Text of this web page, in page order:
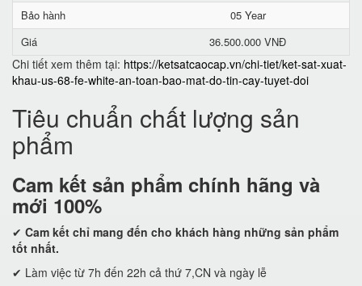
Bảo hành
05 Year
Giá
36.500.000 VNĐ
Chi tiết xem thêm tại: https://ketsatcaocap.vn/chi-tiet/ket-sat-xuat-
khau-us-68-fe-white-an-toan-bao-mat-do-tin-cay-tuyet-doi
Tiêu chuẩn chất lượng sản
phẩm
Cam kết sản phẩm chính hãng và
mới 100%
✔ Cam kết chỉ mang đến cho khách hàng những sản phẩm
tốt nhất.
✔ Làm việc từ 7h đến 22h cả thứ 7,CN và ngày lễ